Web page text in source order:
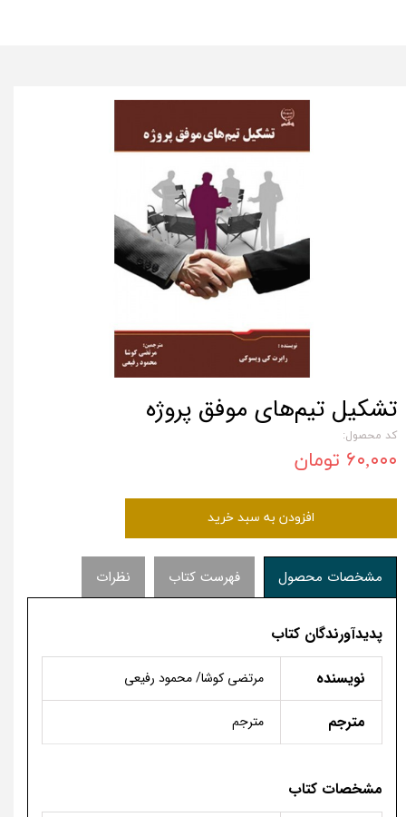
تشکیل تیم‌های موفق پروژه
کد محصول:
۶۰,۰۰۰ تومان
افزودن به سبد خرید
مشخصات محصول فهرست کتاب نظرات
پدیدآورندگان کتاب
نویسنده
مرتضی کوشا/ محمود رفیعی
مترجم مترجم
مشخصات کتاب